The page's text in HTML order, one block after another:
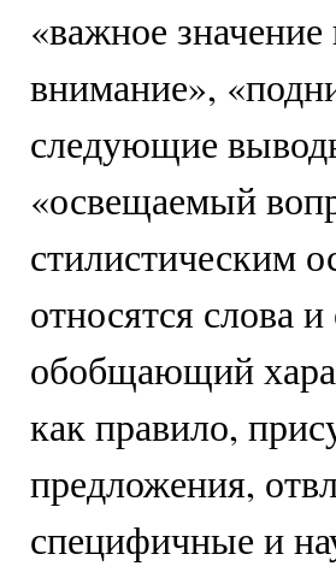
«важное
внимание»,
следующие
«освещаемый
стилистическим
относятся слова
обобщающий
как правило,
предложения,
специфичные и